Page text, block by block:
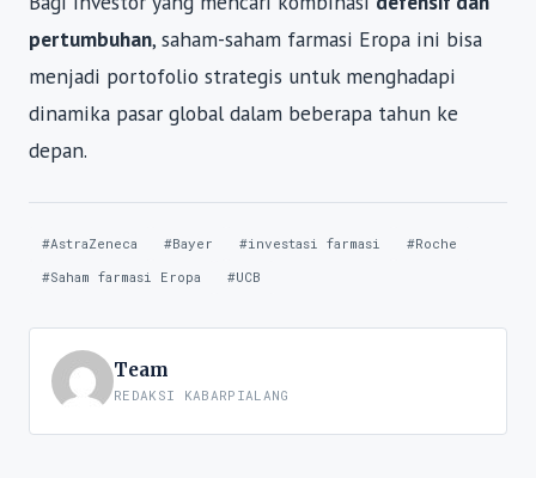
pertumbuhan, saham-saham farmasi Eropa ini bisa
menjadi portofolio strategis untuk menghadapi
dinamika pasar global dalam beberapa tahun ke
depan.
#AstraZeneca #Bayer #investasi farmasi
#Roche
#Saham farmasi Eropa
#UCB
Team
REDAKSI KABARPIALANG